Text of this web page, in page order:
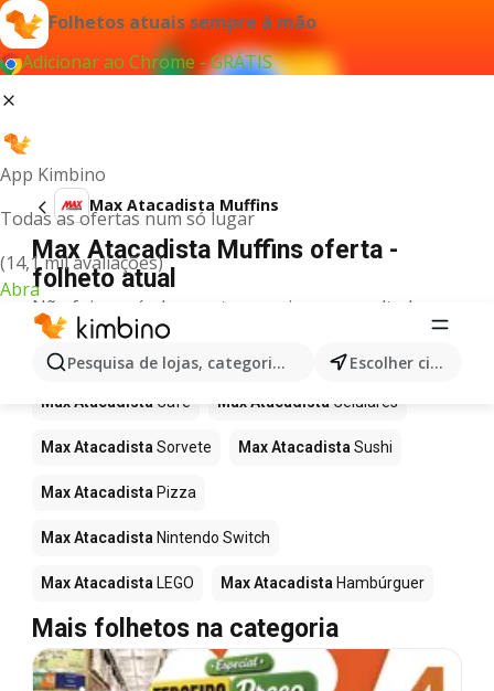
Folhetos atuais sempre à mão
Adicionar ao Chrome - GRÁTIS
App Kimbino
Todas as ofertas num só lugar
(14,1 mil avaliações)
Abra
Pesquisa de lojas, categorias,produtos... Escolher cidade
Max Atacadista Muffins
Max Atacadista Muffins oferta -
folheto atual
Não foi possível encontrar quaisquer resultados
para este termo.
Mais produtos em Max Atacadista
Max Atacadista Café Max Atacadista Celulares
Max Atacadista Sorvete Max Atacadista Sushi
Max Atacadista Pizza
Max Atacadista Nintendo Switch
Max Atacadista LEGO Max Atacadista Hambúrguer
Mais folhetos na categoria